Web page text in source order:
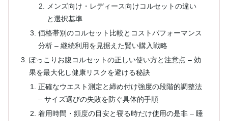
メンズ向け・レディース向けコルセットの違い
と選択基準
価格帯別のコルセット比較とコストパフォーマンス
分析 – 継続利用を見据えた賢い購入戦略
ぽっこりお腹コルセットの正しい使い方と注意点 – 効
果を最大化し健康リスクを避ける秘訣
正確なウエスト測定と締め付け強度の段階的調整法
– サイズ選びの失敗を防ぐ具体的手順
着用時間・頻度の目安と寝る時だけ使用の是非 – 睡